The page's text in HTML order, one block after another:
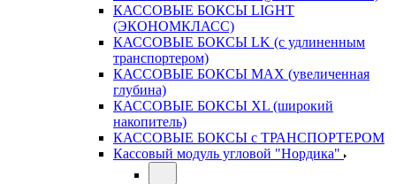
КАССОВЫЕ БОКСЫ LIGHT
(ЭКОНОМКЛАСС)
КАССОВЫЕ БОКСЫ LK (с удлиненным
транспортером)
КАССОВЫЕ БОКСЫ MAX (увеличенная
глубина)
КАССОВЫЕ БОКСЫ XL (широкий
накопитель)
КАССОВЫЕ БОКСЫ с ТРАНСПОРТЕРОМ
Кассовый модуль угловой "Нордика"